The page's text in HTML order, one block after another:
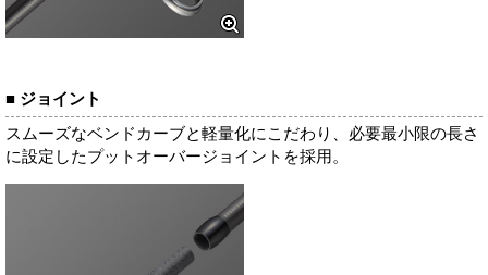
■ ジョイント
スムーズなベンドカーブと軽量化にこだわり、必要最小限の長さ
に設定したプットオーバージョイントを採用。